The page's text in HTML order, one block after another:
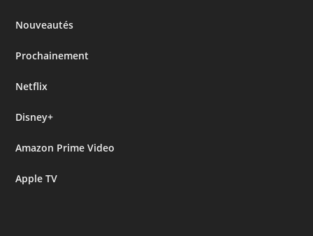
Nouveautés
Prochainement
Netflix
Disney+
Amazon Prime Video
Apple TV